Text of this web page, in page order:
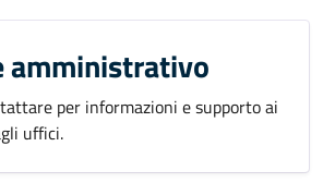
amministrativo
per informazioni e supporto ai
uffici.